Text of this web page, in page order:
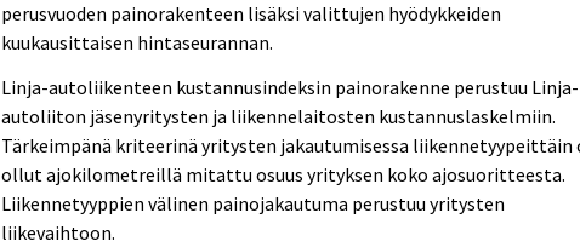
perusvuoden painorakenteen lisäksi valittujen hyödykkeiden
kuukausittaisen hintaseurannan.
Linja-autoliikenteen kustannusindeksin painorakenne perustuu Linja-
autoliiton jäsenyritysten ja liikennelaitosten kustannuslaskelmiin.
Tärkeimpänä kriteerinä yritysten jakautumisessa liikennetyypeittäin
ollut ajokilometreillä mitattu osuus yrityksen koko ajosuoritteesta.
Liikennetyyppien välinen painojakautuma perustuu yritysten
liikevaihtoon.